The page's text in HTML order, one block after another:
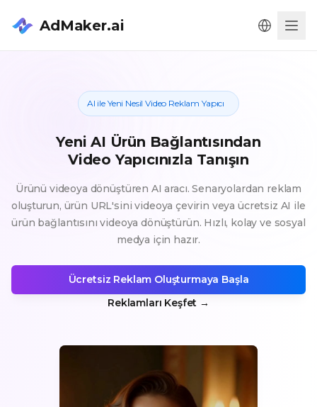
AdMaker.ai
AI ile Yeni Nesil Video Reklam Yapıcı
Yeni AI Ürün Bağlantısından
Video Yapıcınızla Tanışın
Ürünü videoya dönüştüren AI aracı. Senaryolardan reklam
oluşturun, ürün URL'sini videoya çevirin veya ücretsiz AI ile
ürün bağlantısını videoya dönüştürün. Hızlı, kolay ve sosyal
medya için hazır.
Ücretsiz Reklam Oluşturmaya Başla
Reklamları Keşfet →